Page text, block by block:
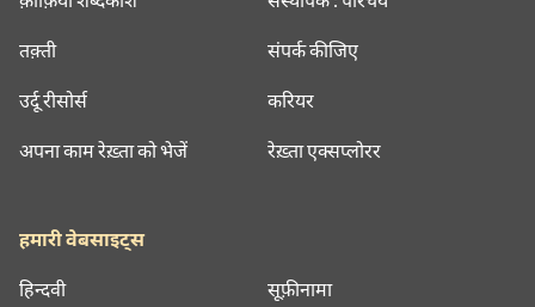
तक़्ती
उर्दू रीसोर्स
अपना काम रेख़्ता को भेजें
संपर्क कीजिए
करियर
रेख़्ता एक्सप्लोरर
हमारी वेबसाइट्स
हिन्दवी सूफ़ीनामा